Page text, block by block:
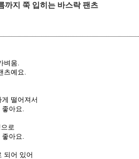
까지 쭉 입히는 바스락 팬츠
벼움.
츠예요.
떨어져서
아요.
로
아요.
되어 있어